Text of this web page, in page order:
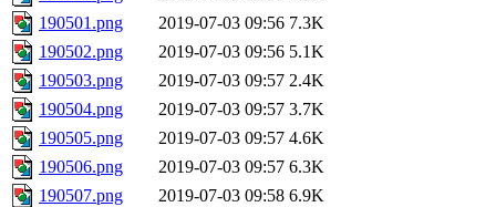
190501.png
2019-07-03 09:56 7.3K
190502.png
2019-07-03 09:56 5.1K
190503.png
2019-07-03 09:57 2.4K
190504.png
2019-07-03 09:57 3.7K
190505.png
2019-07-03 09:57 4.6K
190506.png
2019-07-03 09:57 6.3K
190507.png
2019-07-03 09:58 6.9K